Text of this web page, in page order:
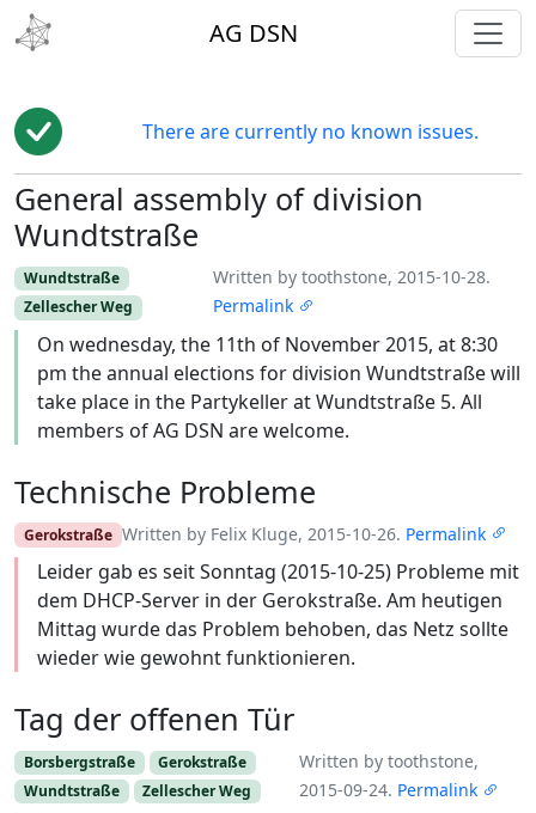
AG DSN
There are currently no known issues.
Edit
General assembly of division
Wundtstraße
Wundtstraße
Zellescher Weg
Written by toothstone, 2015-10-28.
Permalink
On wednesday, the 11th of November 2015, at 8:30
pm the annual elections for division Wundtstraße will
take place in the Partykeller at Wundtstraße 5. All
members of AG DSN are welcome.
Technische Probleme
Gerokstraße Written by Felix Kluge, 2015-10-26. Permalink
Leider gab es seit Sonntag (2015-10-25) Probleme mit
dem DHCP-Server in der Gerokstraße. Am heutigen
Mittag wurde das Problem behoben, das Netz sollte
wieder wie gewohnt funktionieren.
Tag der offenen Tür
Borsbergstraße
Gerokstraße
Wundtstraße
Zellescher Weg
Written by toothstone,
2015-09-24. Permalink